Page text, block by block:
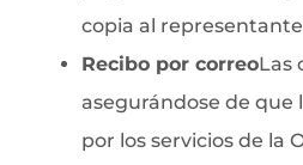
copia al
Recibo por correoLas
asegurándose de que
por los servicios de la